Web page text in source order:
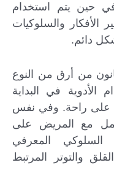
حين يتم استخدام
الأفكار والسلوكيات
دائم.
من أرق من النوع
الأدوية في البداية
على راحة. وفي نفس
مع المريض على
السلوكي المعرفي
والتوتر المرتبط